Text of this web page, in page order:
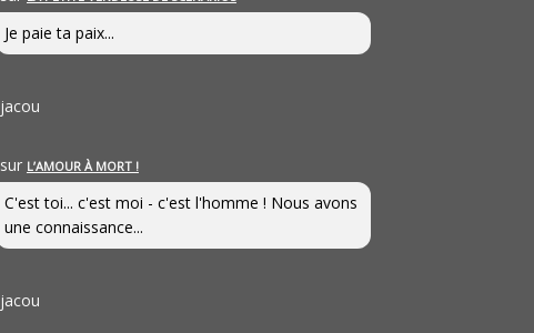
Je paie ta paix...
jacou
sur L’AMOUR À MORT !
C'est toi... c'est moi - c'est l'homme ! Nous avons
une connaissance...
jacou